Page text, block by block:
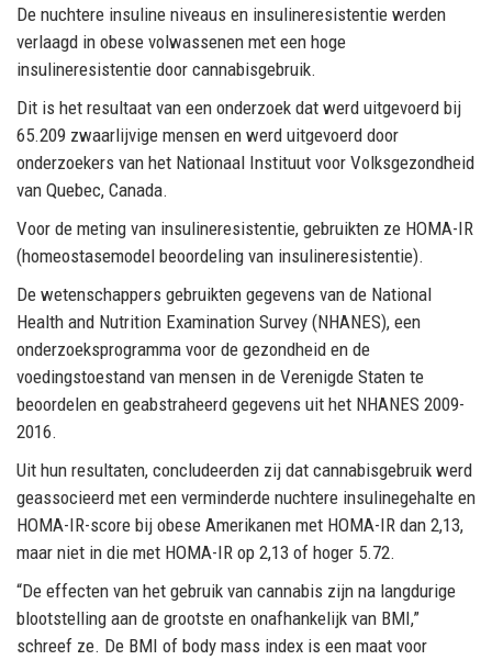
De nuchtere insuline niveaus en insulineresistentie werden
verlaagd in obese volwassenen met een hoge
insulineresistentie door cannabisgebruik.
Dit is het resultaat van een onderzoek dat werd uitgevoerd bij
65.209 zwaarlijvige mensen en werd uitgevoerd door
onderzoekers van het Nationaal Instituut voor Volksgezondheid
van Quebec, Canada.
Voor de meting van insulineresistentie, gebruikten ze HOMA-IR
(homeostasemodel beoordeling van insulineresistentie).
De wetenschappers gebruikten gegevens van de National
Health and Nutrition Examination Survey (NHANES), een
onderzoeksprogramma voor de gezondheid en de
voedingstoestand van mensen in de Verenigde Staten te
beoordelen en geabstraheerd gegevens uit het NHANES 2009-
2016.
Uit hun resultaten, concludeerden zij dat cannabisgebruik werd
geassocieerd met een verminderde nuchtere insulinegehalte en
HOMA-IR-score bij obese Amerikanen met HOMA-IR dan 2,13,
maar niet in die met HOMA-IR op 2,13 of hoger 5.72.
“De effecten van het gebruik van cannabis zijn na langdurige
blootstelling aan de grootste en onafhankelijk van BMI,”
schreef ze. De BMI of body mass index is een maat voor